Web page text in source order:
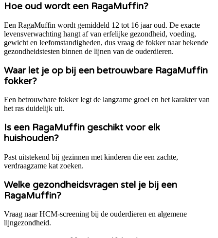
Hoe oud wordt een RagaMuffin?
Een RagaMuffin wordt gemiddeld 12 tot 16 jaar oud. De exacte
levensverwachting hangt af van erfelijke gezondheid, voeding,
gewicht en leefomstandigheden, dus vraag de fokker naar bekende
gezondheidstesten binnen de lijnen van de ouderdieren.
Waar let je op bij een betrouwbare RagaMuffin
fokker?
Een betrouwbare fokker legt de langzame groei en het karakter van
het ras duidelijk uit.
Is een RagaMuffin geschikt voor elk
huishouden?
Past uitstekend bij gezinnen met kinderen die een zachte,
verdraagzame kat zoeken.
Welke gezondheidsvragen stel je bij een
RagaMuffin?
Vraag naar HCM-screening bij de ouderdieren en algemene
lijngezondheid.